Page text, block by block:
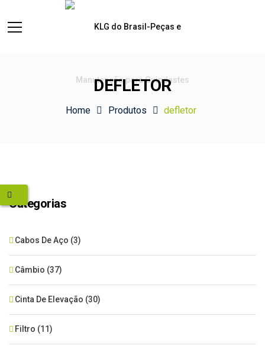
DEFLETOR
Home Produtos defletor
Categorias
Cabos De Aço (3)
Câmbio (37)
Cinta De Elevação (30)
Filtro (11)